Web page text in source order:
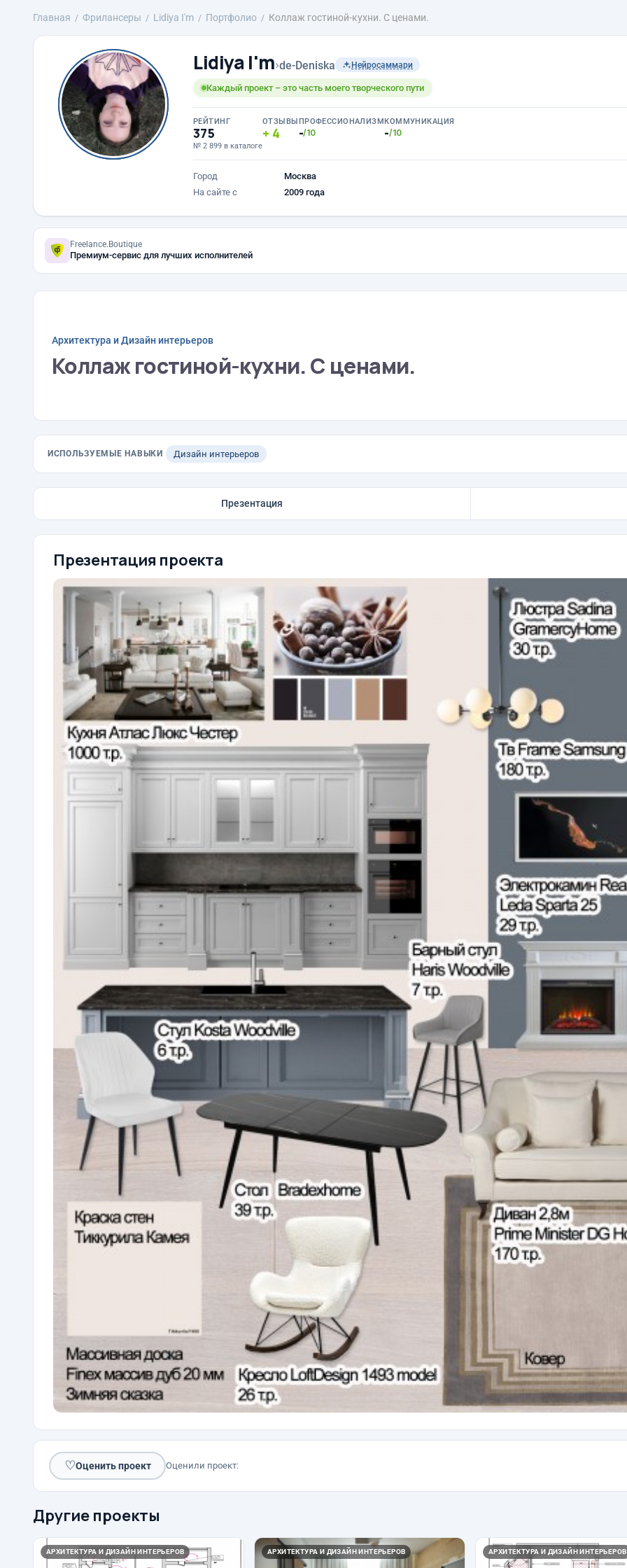
Главная Фрилансеры Lidiya I'm Портфолио Коллаж гостиной-кухни. С ценами.
Lidiya I'm›de-Deniska Нейросаммари
Каждый проект – это часть моего творческого пути
РЕЙТИНГ
375
№ 2 899 в каталоге
ОТЗЫВЫ
4
ПРОФЕССИОНАЛИЗМ
-/10
КОММУНИКАЦИЯ
-/10
Город
Москва
На сайте с
2009 года
Freelance.Boutique
Премиум-сервис для лучших исполнителей
Архитектура и Дизайн интерьеров
Коллаж гостиной-кухни. С ценами.
ИСПОЛЬЗУЕМЫЕ НАВЫКИ Дизайн интерьеров
Презентация
Презентация проекта
♡Оценить проект Оценили проект:
Другие проекты
АРХИТЕКТУРА И ДИЗАЙН ИНТЕРЬЕРОВ АРХИТЕКТУРА И ДИЗАЙН ИНТЕРЬЕРОВ АРХИТЕКТУРА И ДИЗАЙН ИНТЕРЬЕРОВ